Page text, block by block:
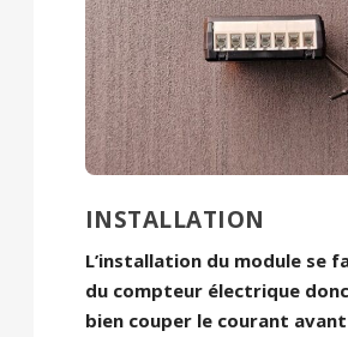
INSTALLATION
L’installation du module se
du compteur électrique
bien couper le courant